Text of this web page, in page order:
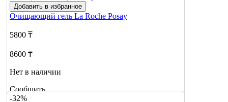
Добавить в избранное
Очищающий гель La Roche Posay
5800 ₸
8600 ₸
Нет в наличии
Сообщить
о наличии
-32%